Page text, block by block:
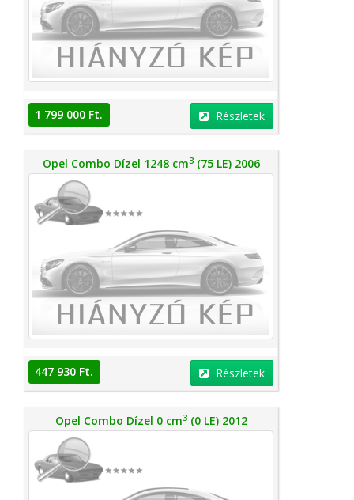
1 799 000 Ft. Részletek
Opel Combo Dízel 1248 cm3(75 LE) 2006
447 930 Ft. Részletek
Opel Combo Dízel 0 cm3(0 LE) 2012